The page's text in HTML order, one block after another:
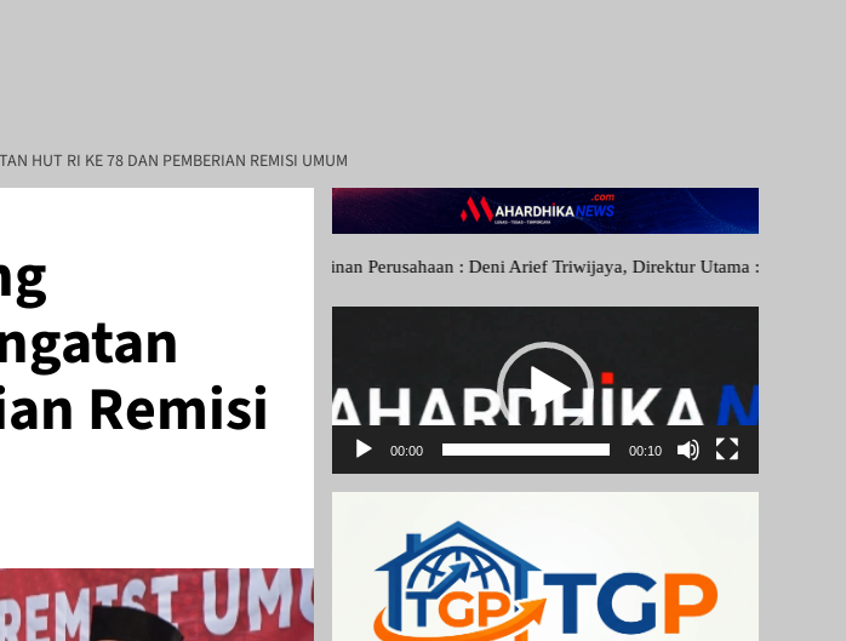
HUT RI KE 78 DAN PEMBERIAN REMISI UMUM
Remisi
Irfansyah, Pimpinan Perusahaan : Deni Arief Triwijaya, Direktur Utama : Linda Sartika
00:00 00:10